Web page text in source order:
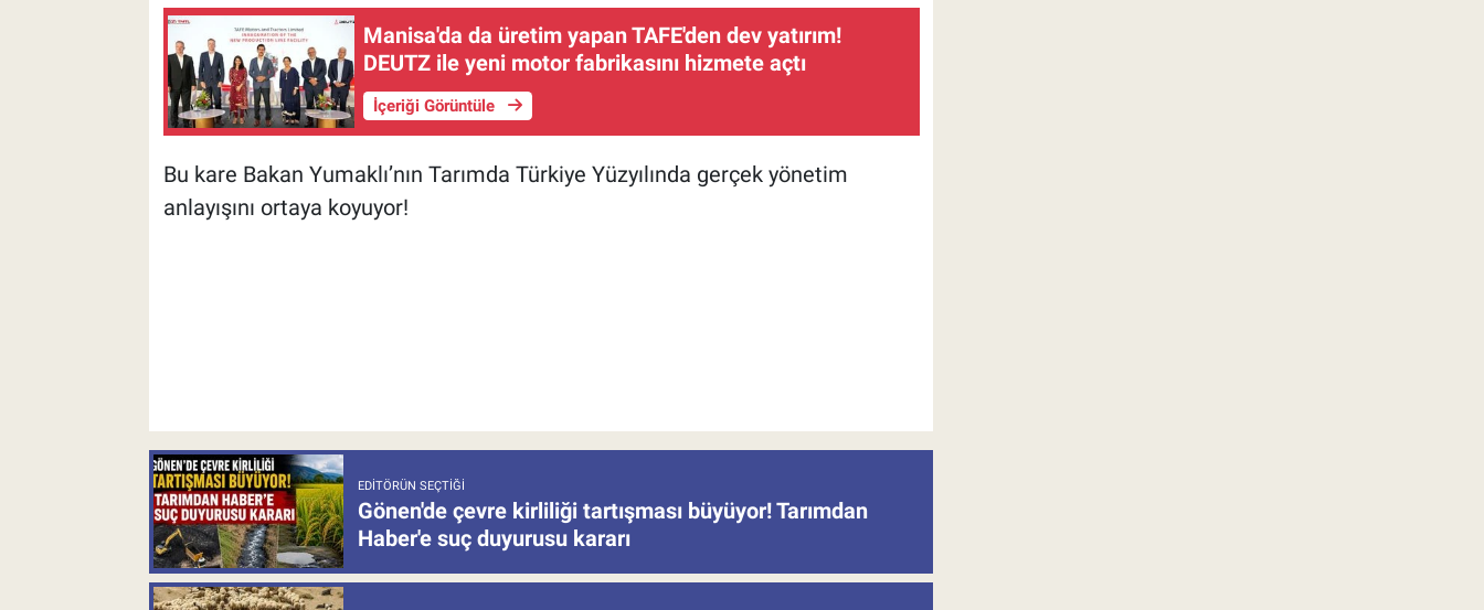
Manisa'da da üretim yapan TAFE'den dev yatırım!
DEUTZ ile yeni motor fabrikasını hizmete açtı
İçeriği Görüntüle
Bu kare Bakan Yumaklı’nın Tarımda Türkiye Yüzyılında gerçek yönetim
anlayışını ortaya koyuyor!
EDITÖRÜN SEÇTIĞI
Gönen'de çevre kirliliği tartışması büyüyor! Tarımdan
Haber'e suç duyurusu kararı